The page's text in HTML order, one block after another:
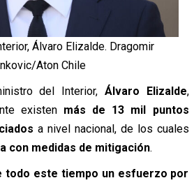
Álvaro Elizalde. Dragomir
Aton Chile
del Interior, Álvaro Elizalde,
existen más de 13 mil puntos
a nivel nacional, de los cuales
con medidas de mitigación.
todo este tiempo un esfuerzo por